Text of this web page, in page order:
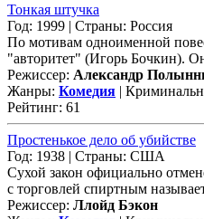
Тонкая штучка
Год: 1999 | Страны: Россия
По мотивам одноименной
"авторитет" (Игорь Бочкин).
Режиссер: Александр
Жанры: Комедия |
Рейтинг: 61
Простенькое дело об убийстве
Год: 1938 | Страны: США
Сухой закон официально
с торговлей спиртным
Режиссер: Ллойд Бэкон